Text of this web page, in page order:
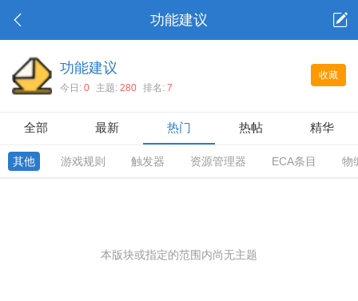
功能建议
收藏
功能建议
今日: 0 主题: 280 排名: 7
全部 最新 热门 热帖 精华
其他 游戏规则 触发器 资源管理器 ECA条目 物
本版块或指定的范围内尚无主题